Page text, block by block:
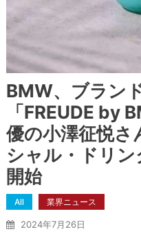
BMW、ブラン
「FREUDE by
優の小澤征悦
シャル・ドリ
開始
All 業界ニュース
2024年7月26日